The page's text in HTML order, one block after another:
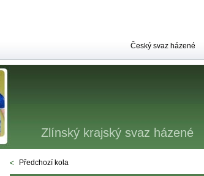
Zlínský krajský svaz házené
Český svaz házené
Předchozí kola